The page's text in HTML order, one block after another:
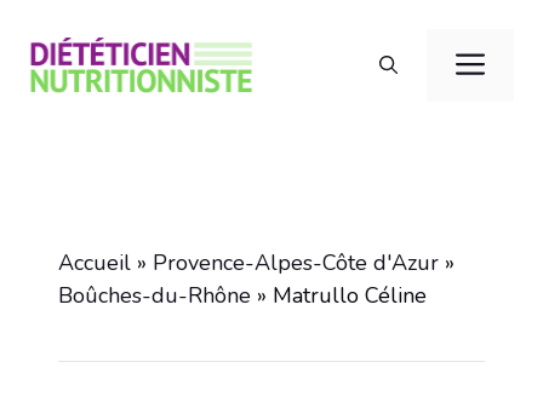
contenu
Accueil » Provence-Alpes-Côte d'Azur »
Boûches-du-Rhône » Matrullo Céline